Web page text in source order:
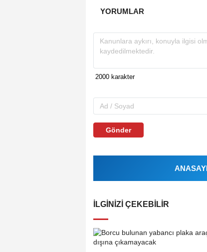
YORUMLAR
Gönder
İLGINIZI ÇEKEBILIR